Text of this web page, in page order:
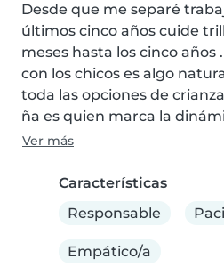
Desde que me separé
últimos cinco años cuide
meses hasta los cinco años
con los chicos es algo
toda las opciones de
ña es quien marca la
Ver más
Características
Responsable
Empático/a